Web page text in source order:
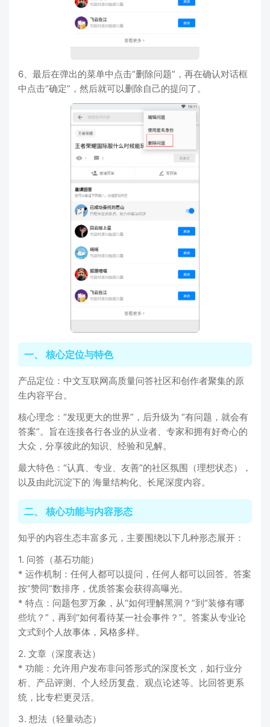
6、最后在弹出的菜单中点击“删除问题”，再在确认对话框
中点击“确定”，然后就可以删除自己的提问了。
一、 核心定位与特色
产品定位：中文互联网高质量问答社区和创作者聚集的原
生内容平台。
核心理念：“发现更大的世界”，后升级为 “有问题，就会有
答案”。旨在连接各行各业的从业者、专家和拥有好奇心的
大众，分享彼此的知识、经验和见解。
最大特色：“认真、专业、友善”的社区氛围（理想状态），
以及由此沉淀下的 海量结构化、长尾深度内容。
二、 核心功能与内容形态
知乎的内容生态丰富多元，主要围绕以下几种形态展开：
1. 问答（基石功能）
* 运作机制：任何人都可以提问，任何人都可以回答。答案
按“赞同”数排序，优质答案会获得高曝光。
* 特点：问题包罗万象，从“如何理解黑洞？”到“装修有哪
些坑？”，再到“如何看待某一社会事件？”。答案从专业论
文式到个人故事体，风格多样。
2. 文章（深度表达）
* 功能：允许用户发布非问答形式的深度长文，如行业分
析、产品评测、个人经历复盘、观点论述等。比回答更系
统，比专栏更灵活。
3. 想法（轻量动态）